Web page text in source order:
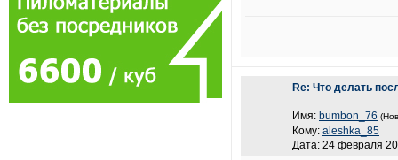
Re: Что делать
Имя: bumbon_76
Кому: aleshka_85
Дата: 24 февраля